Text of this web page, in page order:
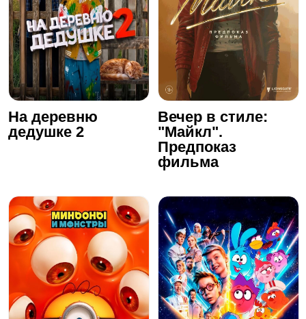
На деревню
дедушке 2
Вечер в стиле:
"Майкл".
Предпоказ
фильма